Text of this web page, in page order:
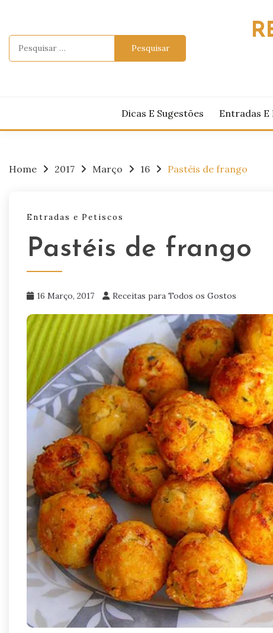
content
Dicas E Sugestões Entradas E
Home 2017 Março 16 Pastéis de frango
Entradas e Petiscos
Pastéis de frango
16 Março, 2017 Receitas para Todos os Gostos